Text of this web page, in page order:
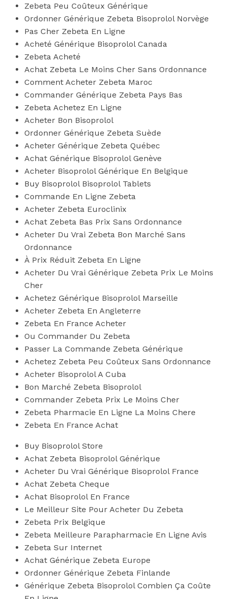
Zebeta Peu Coûteux Générique
Ordonner Générique Zebeta Bisoprolol Norvège
Pas Cher Zebeta En Ligne
Acheté Générique Bisoprolol Canada
Zebeta Acheté
Achat Zebeta Le Moins Cher Sans Ordonnance
Comment Acheter Zebeta Maroc
Commander Générique Zebeta Pays Bas
Zebeta Achetez En Ligne
Acheter Bon Bisoprolol
Ordonner Générique Zebeta Suède
Acheter Générique Zebeta Québec
Achat Générique Bisoprolol Genève
Acheter Bisoprolol Générique En Belgique
Buy Bisoprolol Bisoprolol Tablets
Commande En Ligne Zebeta
Acheter Zebeta Euroclinix
Achat Zebeta Bas Prix Sans Ordonnance
Acheter Du Vrai Zebeta Bon Marché Sans
Ordonnance
À Prix Réduit Zebeta En Ligne
Acheter Du Vrai Générique Zebeta Prix Le Moins
Cher
Achetez Générique Bisoprolol Marseille
Acheter Zebeta En Angleterre
Zebeta En France Acheter
Ou Commander Du Zebeta
Passer La Commande Zebeta Générique
Achetez Zebeta Peu Coûteux Sans Ordonnance
Acheter Bisoprolol A Cuba
Bon Marché Zebeta Bisoprolol
Commander Zebeta Prix Le Moins Cher
Zebeta Pharmacie En Ligne La Moins Chere
Zebeta En France Achat
Buy Bisoprolol Store
Achat Zebeta Bisoprolol Générique
Acheter Du Vrai Générique Bisoprolol France
Achat Zebeta Cheque
Achat Bisoprolol En France
Le Meilleur Site Pour Acheter Du Zebeta
Zebeta Prix Belgique
Zebeta Meilleure Parapharmacie En Ligne Avis
Zebeta Sur Internet
Achat Générique Zebeta Europe
Ordonner Générique Zebeta Finlande
Générique Zebeta Bisoprolol Combien Ça Coûte